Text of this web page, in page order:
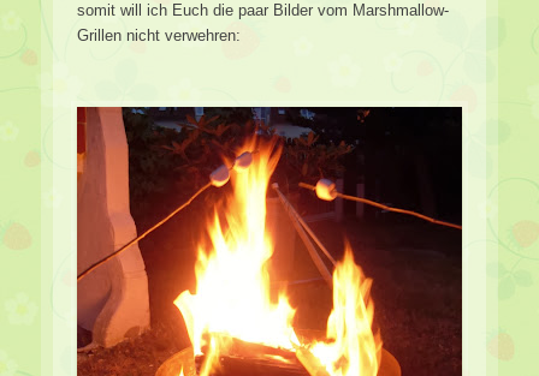
somit will ich Euch die paar Bilder vom Marshmallow-
Grillen nicht verwehren: